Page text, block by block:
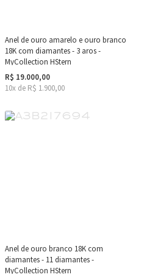
Anel de ouro amarelo e ouro branco
18K com diamantes - 3 aros -
MyCollection HStern
R$ 19.000,00
10x de R$ 1.900,00
Anel de ouro branco 18K com
diamantes - 11 diamantes -
MyCollection HStern